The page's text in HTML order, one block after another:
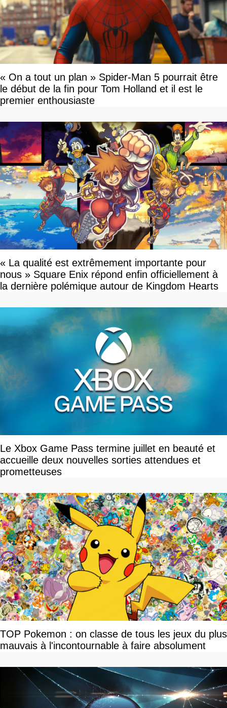
« On a tout un plan » Spider-Man 5 pourrait être
le début de la fin pour Tom Holland et il est le
premier enthousiaste
« La qualité est extrêmement importante pour
nous » Square Enix répond enfin officiellement à
la dernière polémique autour de Kingdom Hearts
Le Xbox Game Pass termine juillet en beauté et
accueille deux nouvelles sorties attendues et
prometteuses
TOP Pokemon : on classe de tous les jeux du plus
mauvais à l'incontournable à faire absolument